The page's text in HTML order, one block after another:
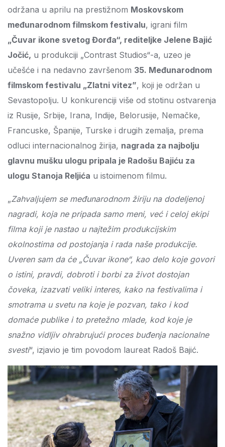
održana u aprilu na prestižnom Moskovskom
međunarodnom filmskom festivalu, igrani film
„Čuvar ikone svetog Đorđa“, rediteljke Jelene Bajić
Jočić, u produkciji „Contrast Studios“-a, uzeo je
učešće i na nedavno završenom 35. Međunarodnom
filmskom festivalu „Zlatni vitez”, koji je održan u
Sevastopolju. U konkurenciji više od stotinu ostvarenja
iz Rusije, Srbije, Irana, Indije, Belorusije, Nemačke,
Francuske, Španije, Turske i drugih zemalja, prema
odluci internacionalnog žirija, nagrada za najbolju
glavnu mušku ulogu pripala je Radošu Bajiću za
ulogu Stanoja Reljića u istoimenom filmu.
„Zahvaljujem se međunarodnom žiriju na dodeljenoj
nagradi, koja ne pripada samo meni, već i celoj ekipi
filma koji je nastao u najtežim produkcijskim
okolnostima od postojanja i rada naše produkcije.
Uveren sam da će „Čuvar ikone“, kao delo koje govori
o istini, pravdi, dobroti i borbi za život dostojan
čoveka, izazvati veliki interes, kako na festivalima i
smotrama u svetu na koje je pozvan, tako i kod
domaće publike i to pretežno mlade, kod koje je
snažno vidljiv ohrabrujući proces buđenja nacionalne
svesti“, izjavio je tim povodom laureat Radoš Bajić.